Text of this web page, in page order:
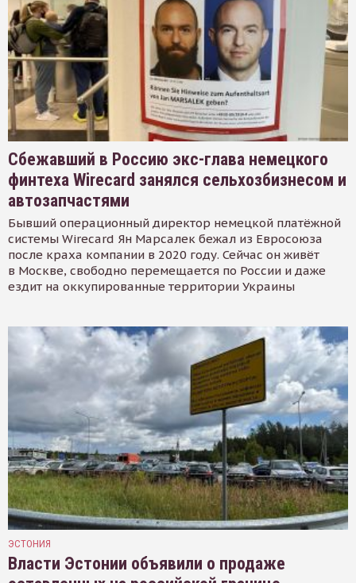
Сбежавший в Россию экс-глава немецкого
финтеха Wirecard занялся сельхозбизнесом и
автозапчастями
Бывший операционный директор немецкой платёжной
системы Wirecard Ян Марсалек бежал из Евросоюза
после краха компании в 2020 году. Сейчас он живёт
в Москве, свободно перемещается по России и даже
ездит на оккупированные территории Украины
ЭСТОНИЯ
Власти Эстонии объявили о продаже